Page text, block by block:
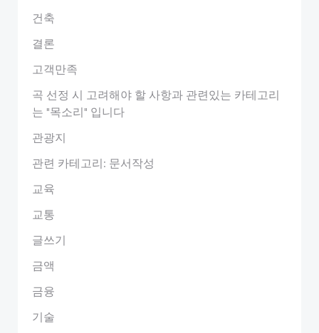
건축
결론
고객만족
곡 선정 시 고려해야 할 사항과 관련있는 카테고리
는 "목소리" 입니다
관광지
관련 카테고리: 문서작성
교육
교통
글쓰기
금액
금융
기술